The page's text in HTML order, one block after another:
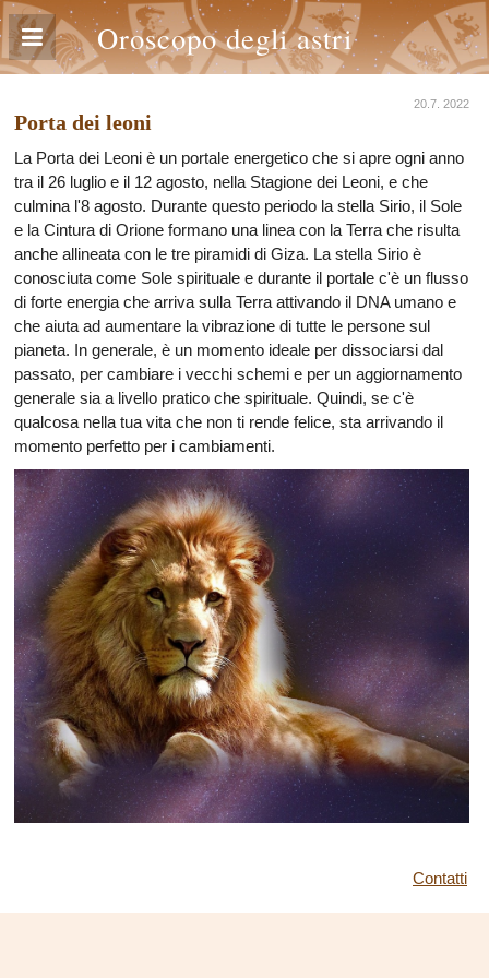
Oroscopo degli astri
20.7. 2022
Porta dei leoni
La Porta dei Leoni è un portale energetico che si apre ogni anno
tra il 26 luglio e il 12 agosto, nella Stagione dei Leoni, e che
culmina l'8 agosto. Durante questo periodo la stella Sirio, il Sole
e la Cintura di Orione formano una linea con la Terra che risulta
anche allineata con le tre piramidi di Giza. La stella Sirio è
conosciuta come Sole spirituale e durante il portale c'è un flusso
di forte energia che arriva sulla Terra attivando il DNA umano e
che aiuta ad aumentare la vibrazione di tutte le persone sul
pianeta. In generale, è un momento ideale per dissociarsi dal
passato, per cambiare i vecchi schemi e per un aggiornamento
generale sia a livello pratico che spirituale. Quindi, se c'è
qualcosa nella tua vita che non ti rende felice, sta arrivando il
momento perfetto per i cambiamenti.
Contatti